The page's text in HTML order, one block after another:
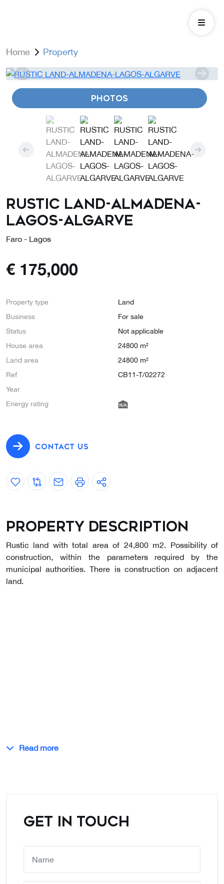
Home Property
PHOTOS
RUSTIC LAND-ALMADENA-
LAGOS-ALGARVE
Faro - Lagos
€ 175,000
Property type
Land
Business
For sale
Status
Not applicable
House area
24800 m²
Land area
24800 m²
Ref
CB11-T/02272
Year
Energy rating
CONTACT US
Property description
Rustic land with total area of 24,800 m2. Possibility of
construction, within the parameters required by the
municipal authorities. There is construction on adjacent
land.
Read more
GET IN TOUCH